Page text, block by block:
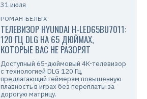
31 июля
РОМАН БЕЛЫХ
ТЕЛЕВИЗОР HYUNDAI H-LED65BU7011:
120 ГЦ DLG НА 65 ДЮЙМАХ,
КОТОРЫЕ ВАС НЕ РАЗОРЯТ
Доступный 65-дюймовый 4K-телевизор
с технологией DLG 120 Гц,
предлагающий геймерам повышенную
плавность в играх без переплаты за
дорогую матрицу.